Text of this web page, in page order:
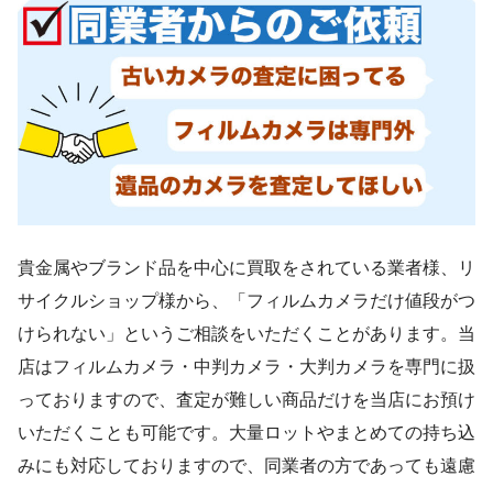
貴金属やブランド品を中心に買取をされている業者様、リ
サイクルショップ様から、「フィルムカメラだけ値段がつ
けられない」というご相談をいただくことがあります。当
店はフィルムカメラ・中判カメラ・大判カメラを専門に扱
っておりますので、査定が難しい商品だけを当店にお預け
いただくことも可能です。大量ロットやまとめての持ち込
みにも対応しておりますので、同業者の方であっても遠慮